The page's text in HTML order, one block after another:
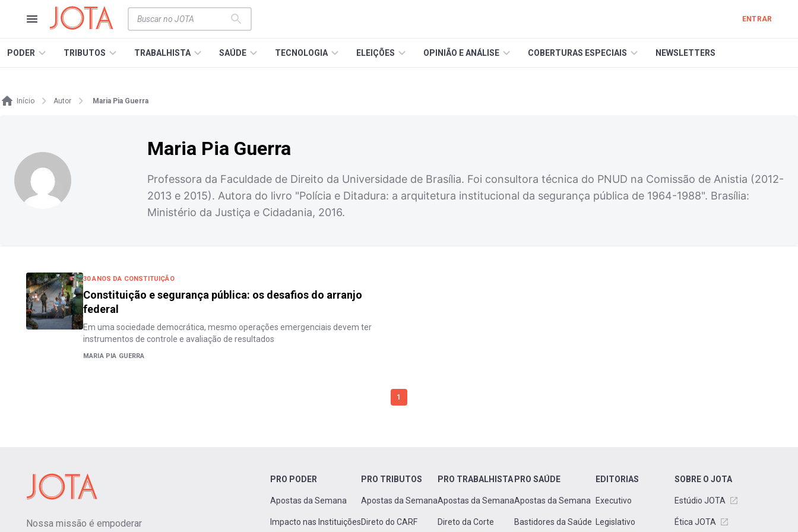
ENTRAR
PODER TRIBUTOS TRABALHISTA SAÚDE TECNOLOGIA ELEIÇÕES OPINIÃO E ANÁLISE COBERTURAS ESPECIAIS NEWSLETTERS
Início Autor Maria Pia Guerra
Maria Pia Guerra
Professora da Faculdade de Direito da Universidade de Brasília. Foi consultora técnica do PNUD na Comissão de Anistia (2012-
2013 e 2015). Autora do livro "Polícia e Ditadura: a arquitetura institucional da segurança pública de 1964-1988". Brasília:
Ministério da Justiça e Cidadania, 2016.
30 ANOS DA CONSTITUIÇÃO
Constituição e segurança pública: os desafios do arranjo
federal
Em uma sociedade democrática, mesmo operações emergenciais devem ter
instrumentos de controle e avaliação de resultados
MARIA PIA GUERRA
1
Nossa missão é empoderar
PRO PODER
Apostas da Semana
Impacto nas Instituições
PRO TRIBUTOS
Apostas da Semana
Direto do CARF
PRO TRABALHISTA
Apostas da Semana
Direto da Corte
PRO SAÚDE
Apostas da Semana
Bastidores da Saúde
EDITORIAS
Executivo
Legislativo
SOBRE O JOTA
Estúdio JOTA
Ética JOTA